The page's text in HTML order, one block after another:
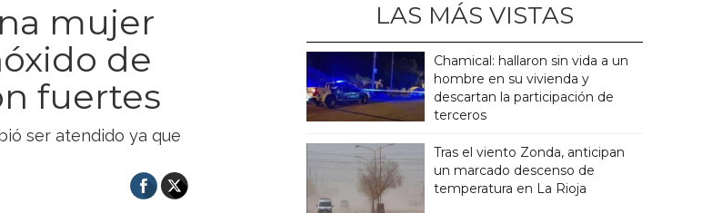
mujer
de
fuertes
ser atendido ya que
LAS MÁS VISTAS
Chamical: hallaron sin vida a un
hombre en su vivienda y
descartan la participación de
terceros
Tras el viento Zonda, anticipan
un marcado descenso de
temperatura en La Rioja